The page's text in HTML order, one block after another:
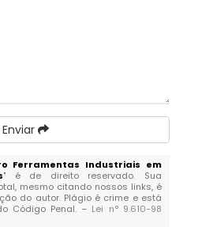
Enviar
Ferramentas Industriais em
" é de direito reservado. Sua
mesmo citando nossos links, é
do autor. Plágio é crime e está
Código Penal. – Lei n° 9.610-98